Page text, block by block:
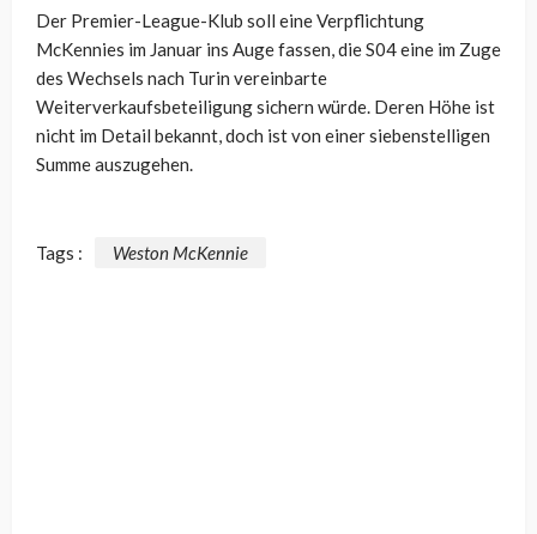
Der Premier-League-Klub soll eine Verpflichtung
McKennies im Januar ins Auge fassen, die S04 eine im Zuge
des Wechsels nach Turin vereinbarte
Weiterverkaufsbeteiligung sichern würde. Deren Höhe ist
nicht im Detail bekannt, doch ist von einer siebenstelligen
Summe auszugehen.
Tags : Weston McKennie